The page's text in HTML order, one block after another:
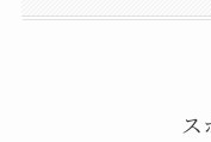
ス